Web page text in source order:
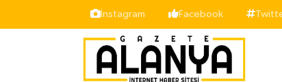
İnstagram Facebook
İstanbul Nöbetçi Eczaneler